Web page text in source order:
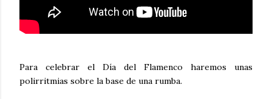
Para celebrar el Día del Flamenco haremos unas
polirritmias sobre la base de una rumba.